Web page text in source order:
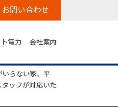
お問い合わせ
電力 会社案内
いらない家、平
ッフが対応いた